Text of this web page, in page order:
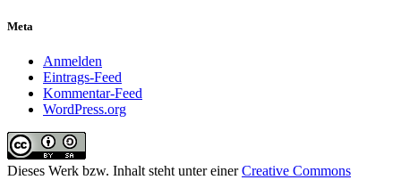
Meta
Anmelden
Eintrags-Feed
Kommentar-Feed
WordPress.org
Dieses Werk bzw. Inhalt steht unter einerCreative Commons